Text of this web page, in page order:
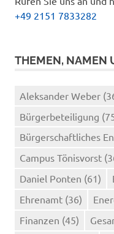
+49 2151 7833282
THEMEN, NAMEN
Aleksander Weber
Bürgerbeteiligung
Bürgerschaftliches
Campus Tönisvorst
Daniel Ponten (61)
Ehrenamt (36)
Finanzen (45)